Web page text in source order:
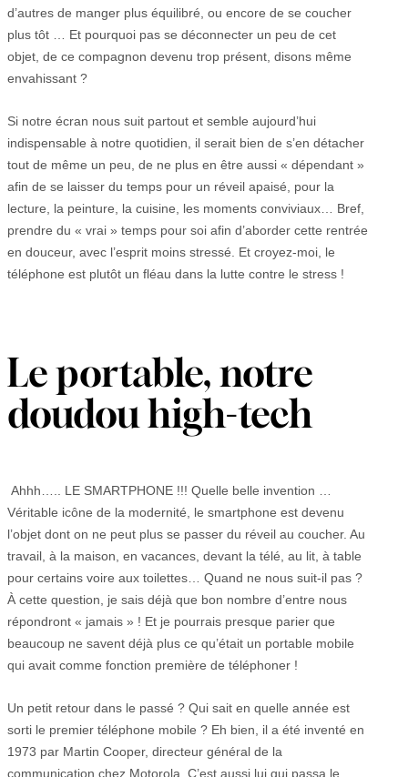
d’autres de manger plus équilibré, ou encore de se coucher
plus tôt … Et pourquoi pas se déconnecter un peu de cet
objet, de ce compagnon devenu trop présent, disons même
envahissant ?
Si notre écran nous suit partout et semble aujourd’hui
indispensable à notre quotidien, il serait bien de s’en détacher
tout de même un peu, de ne plus en être aussi « dépendant »
afin de se laisser du temps pour un réveil apaisé, pour la
lecture, la peinture, la cuisine, les moments conviviaux… Bref,
prendre du « vrai » temps pour soi afin d’aborder cette rentrée
en douceur, avec l’esprit moins stressé. Et croyez-moi, le
téléphone est plutôt un fléau dans la lutte contre le stress !
Le portable, notre
doudou high-tech
Ahhh….. LE SMARTPHONE !!! Quelle belle invention …
Véritable icône de la modernité, le smartphone est devenu
l’objet dont on ne peut plus se passer du réveil au coucher. Au
travail, à la maison, en vacances, devant la télé, au lit, à table
pour certains voire aux toilettes… Quand ne nous suit-il pas ?
À cette question, je sais déjà que bon nombre d’entre nous
répondront « jamais » ! Et je pourrais presque parier que
beaucoup ne savent déjà plus ce qu’était un portable mobile
qui avait comme fonction première de téléphoner !
Un petit retour dans le passé ? Qui sait en quelle année est
sorti le premier téléphone mobile ? Eh bien, il a été inventé en
1973 par Martin Cooper, directeur général de la
communication chez Motorola. C’est aussi lui qui passa le